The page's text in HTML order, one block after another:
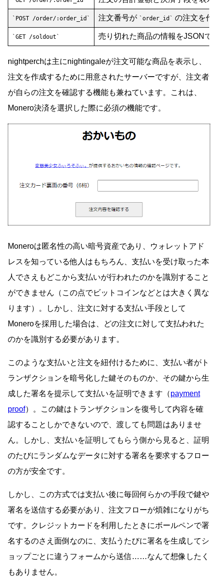
POST /order/:order_id 注文番号が order_id の注文を作
GET /soldout 売り切れた商品の情報をJSONで
nightperchは主にnightingaleが注文可能な商品を表示し、
注文を作成するために用意されたサーバーですが、注文者
が自らの注文を確認する機能も兼ねています。これは、
Monero決済を選択した際に必須の機能です。
Moneroは匿名性の高い暗号資産であり、ウォレットアド
レスを知っている他人はもちろん、支払いを受け取った本
人でさえもどこから支払いが行われたのかを識別すること
ができません（この点でビットコインなどとは大きく異な
ります）。しかし、注文に対する支払い手段として
Moneroを採用した場合は、どの注文に対して支払われた
のかを識別する必要があります。
このような支払いと注文を紐付けるために、支払い者がト
ランザクションを暗号化した鍵そのものか、その鍵から生
成した署名を提示して支払いを証明できます（payment
proof）。この鍵はトランザクションを復号して内容を確
認することしかできないので、渡しても問題はありませ
ん。しかし、支払いを証明してもらう側から見ると、証明
のたびにランダムなデータに対する署名を要求するフロー
の方が安全です。
しかし、この方式では支払い後に毎回何らかの手段で鍵や
署名を送信する必要があり、注文フローが煩雑になりがち
です。クレジットカードを利用したときにボールペンで署
名するのさえ面倒なのに、支払うたびに署名を生成してシ
ョップごとに違うフォームから送信……なんて想像したく
もありません。